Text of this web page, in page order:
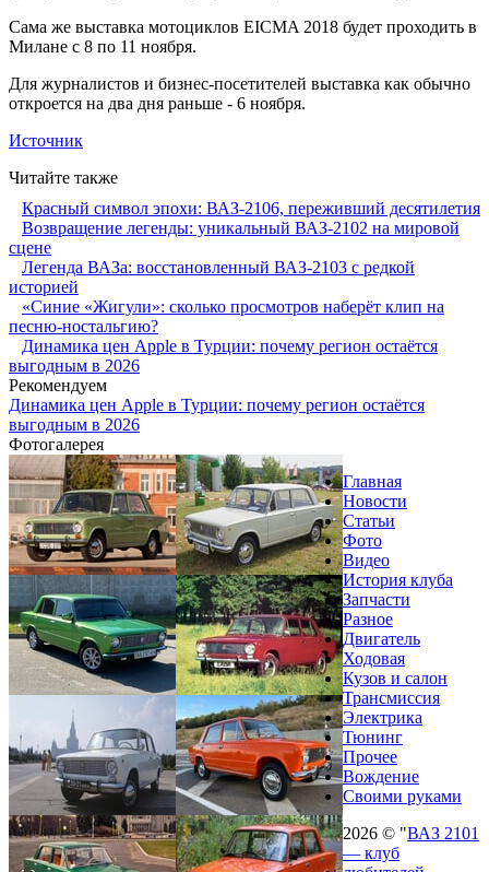
Сама же выставка мотоциклов EICMA 2018 будет проходить в
Милане с 8 по 11 ноября.
Для журналистов и бизнес-посетителей выставка как обычно
откроется на два дня раньше - 6 ноября.
Источник
Читайте также
Красный символ эпохи: ВАЗ-2106, переживший десятилетия
Возвращение легенды: уникальный ВАЗ-2102 на мировой
сцене
Легенда ВАЗа: восстановленный ВАЗ-2103 с редкой
историей
«Синие «Жигули»: сколько просмотров наберёт клип на
песню-ностальгию?
Динамика цен Apple в Турции: почему регион остаётся
выгодным в 2026
Рекомендуем
Динамика цен Apple в Турции: почему регион остаётся
выгодным в 2026
Фотогалерея
Главная
Новости
Статьи
Фото
Видео
История клуба
Запчасти
Разное
Двигатель
Ходовая
Кузов и салон
Трансмиссия
Электрика
Тюнинг
Прочее
Вождение
Своими руками
2026 © "ВАЗ 2101
— клуб